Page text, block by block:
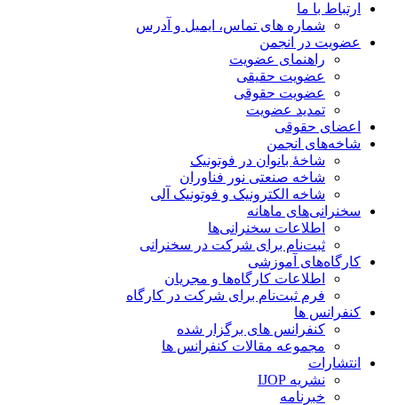
ارتباط با ما
شماره های تماس، ایمیل و آدرس
عضویت در انجمن
راهنمای عضویت
عضویت حقیقی
عضویت حقوقی
تمدید عضویت
اعضای حقوقی
شاخه‌های انجمن
شاخۀ بانوان در فوتونیک
شاخه صنعتی نور فناوران
شاخه‌ الکترونیک و فوتونیک آلی
سخنرانی‌های ماهانه
اطلاعات سخنرانی‌‌ها
ثبت‌نام برای شرکت در سخنرانی
کارگاه‌های آموزشی
اطلاعات کارگاه‌ها و مجریان
فرم ثبت‌نام برای شرکت در کارگاه
کنفرانس ها
کنفرانس های برگزار شده
مجموعه مقالات کنفرانس ها
انتشارات
نشریه IJOP
خبرنامه